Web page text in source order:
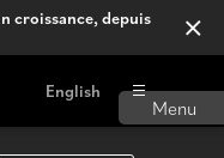
croissance, depuis
English